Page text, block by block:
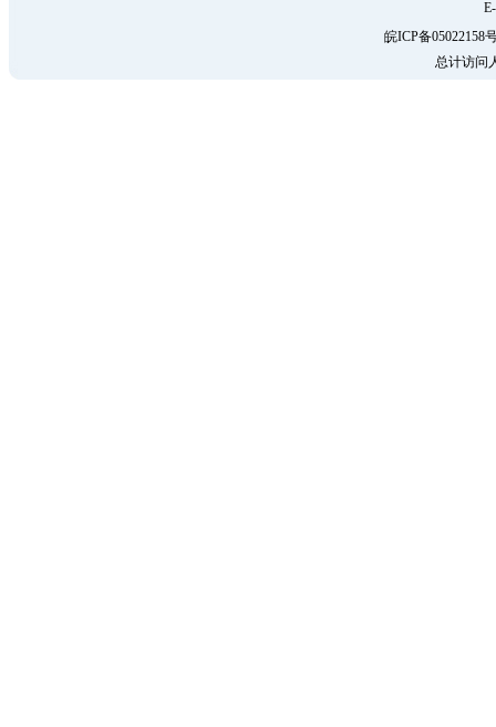
皖ICP备05022158
总计访问